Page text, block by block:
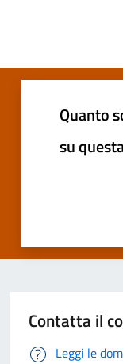
Quanto
su
Contatta il
Leggi le